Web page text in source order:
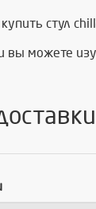
стул
вы можете